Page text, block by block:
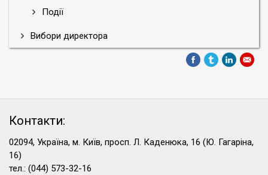
Події
Вибори директора
Контакти:
02094, Україна, м. Київ, просп. Л. Каденюка, 16 (Ю. Гагаріна,
16)
тел.: (044) 573-32-16